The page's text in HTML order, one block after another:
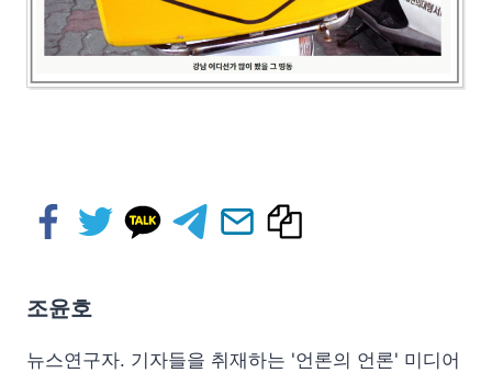
조윤호
뉴스연구자. 기자들을 취재하는 '언론의 언론' 미디어